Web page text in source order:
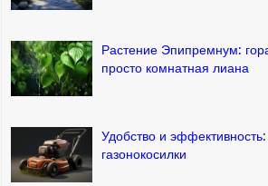
Растение Эпипремнум:
просто комнатная лиана
Удобство и
газонокосилки